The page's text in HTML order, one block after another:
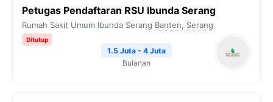
Petugas Pendaftaran RSU Ibunda Serang
Rumah Sakit Umum Ibunda Serang Banten, Serang
Ditutup
1.5 Juta - 4 Juta
Bulanan